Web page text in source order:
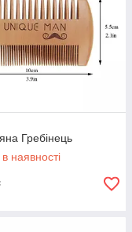
Гребінець
наявності